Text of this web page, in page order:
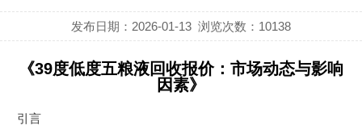
发布日期：2026-01-13 浏览次数： 10138
《39度低度五粮液回收报价：市场动态与影响
因素》
引言